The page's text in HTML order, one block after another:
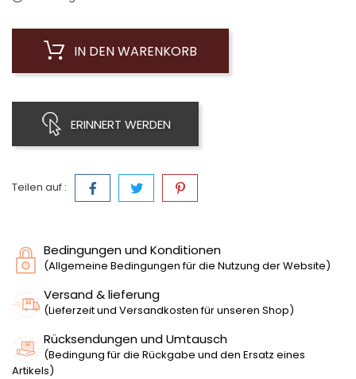
IN DEN WARENKORB
ERINNERT WERDEN
Teilen auf :
Bedingungen und Konditionen
(Allgemeine Bedingungen für die Nutzung der Website)
Versand & lieferung
(Lieferzeit und Versandkosten für unseren Shop)
Rücksendungen und Umtausch
(Bedingung für die Rückgabe und den Ersatz eines
Artikels)